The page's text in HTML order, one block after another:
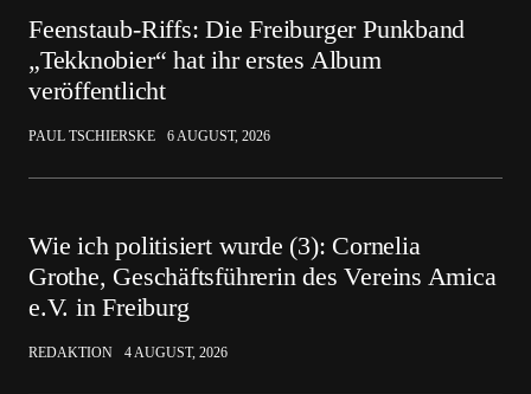
Feenstaub-Riffs: Die Freiburger Punkband
„Tekknobier“ hat ihr erstes Album
veröffentlicht
PAUL TSCHIERSKE 6 AUGUST, 2026
Wie ich politisiert wurde (3): Cornelia
Grothe, Geschäftsführerin des Vereins Amica
e.V. in Freiburg
REDAKTION 4 AUGUST, 2026